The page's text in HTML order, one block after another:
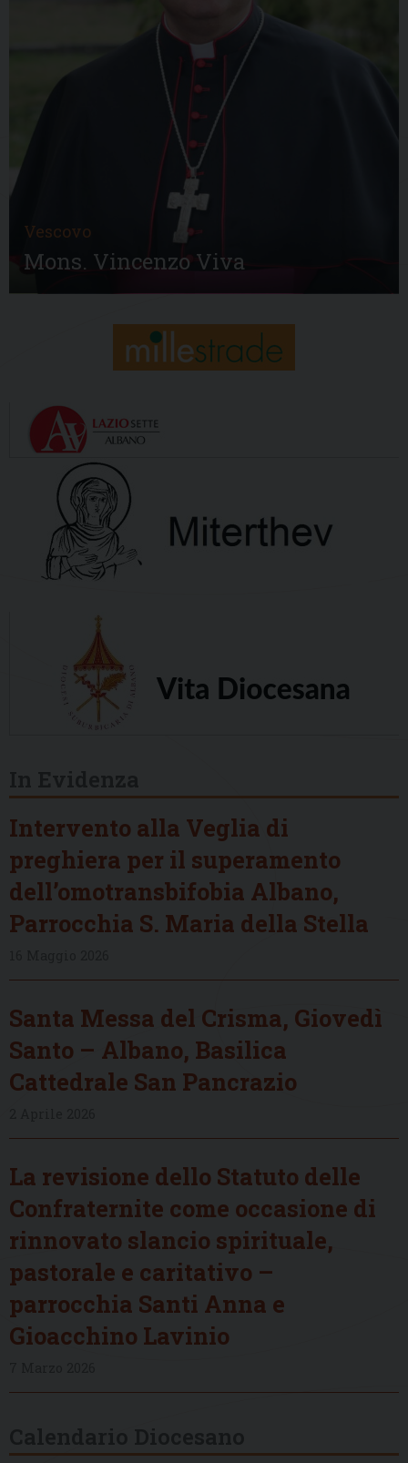
Vescovo
Mons. Vincenzo Viva
Intervento alla Veglia di
preghiera per il superamento
dell’omotransbifobia Albano,
Parrocchia S. Maria della Stella
Santa Messa del Crisma, Giovedì
Santo – Albano, Basilica
Cattedrale San Pancrazio
La revisione dello Statuto delle
Confraternite come occasione di
rinnovato slancio spirituale,
pastorale e caritativo –
parrocchia Santi Anna e
Gioacchino Lavinio